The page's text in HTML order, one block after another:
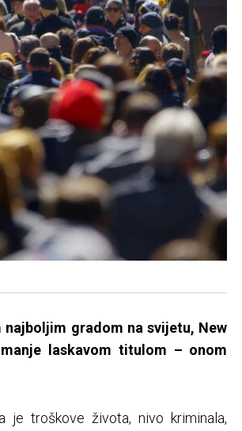
gradom na svijetu, New
laskavom titulom – onom
je troškove života, nivo kriminala,